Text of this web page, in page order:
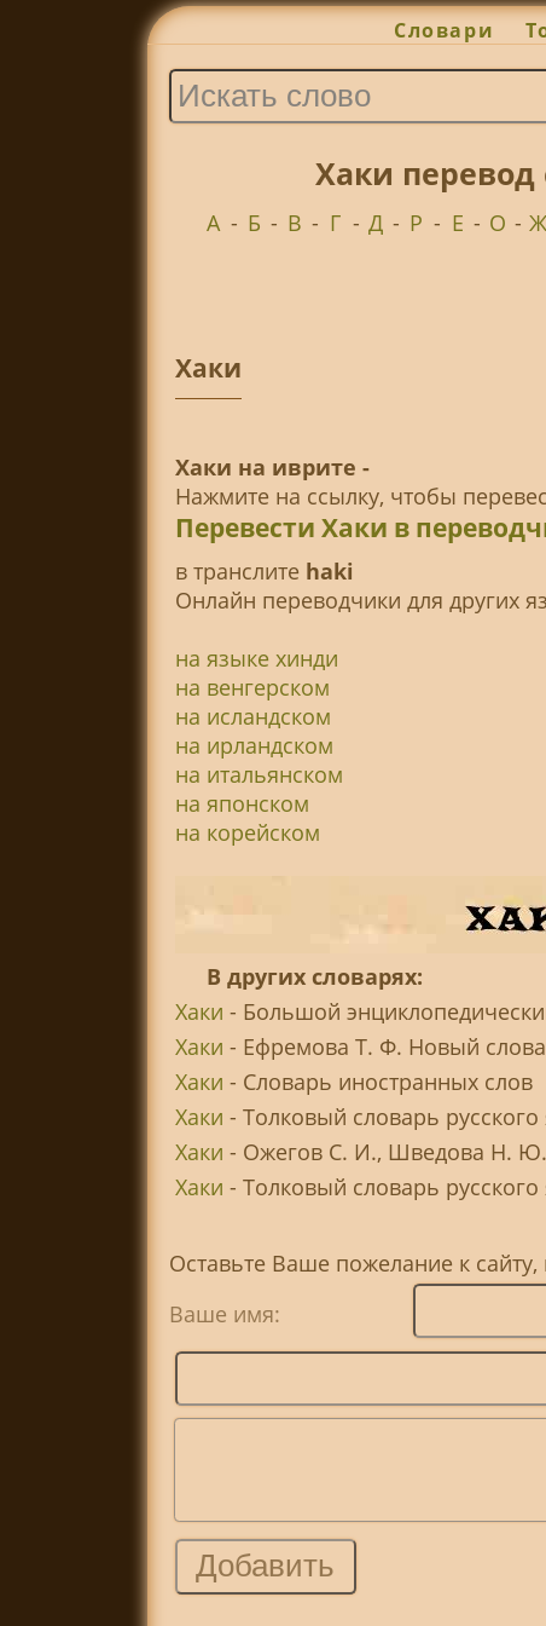
Словари
Хаки перевод
А - Б - В - Г - Д - Р - Е - О - Ж
Хаки
Хаки на иврите -
Нажмите на ссылку, чтобы
Перевести Хаки в
в транслитe haki
Онлайн переводчики для других
на языке хинди
на венгерском
на исландском
на ирландском
на итальянском
на японском
на корейском
В других словарях:
Хаки - Большой
Хаки - Ефремова Т. Ф. Новый
Хаки - Словарь иностранных слов
Хаки - Толковый словарь
Хаки - Ожегов С. И., Шведова Н. Ю.
Хаки - Толковый словарь
Оставьте Ваше пожелание к
Ваше имя: